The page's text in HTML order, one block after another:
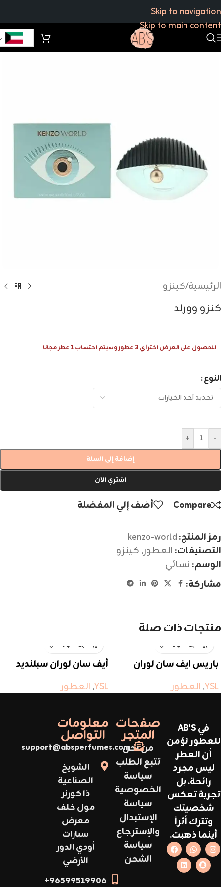
Skip to navigation
Skip to main content
الرئيسية/كينزو
كنزو وورلد
للحصول على العرض اختر أي 3 عطور وسيتم احتساب 1 عطر مجانا
النوع
-
+
إضافة إلى السلة
اشتري الآن
Compare أضف إلي المفضلة
رمز المنتج:kenzo-world
التصنيفات: العطور, كينزو
الوسم: نسائي
مشاركة:
منتجات ذات صلة
باريس ايف سان لوران
YSL
, العطور
أيف سان لوران سبلنديد
YSL
, العطور
في AB'S
للعطور نؤمن
أن العطر
ليس مجرد
رائحة، بل
تجربة تعكس
شخصيتك
وتترك أثراً
أينما ذهبت.
صفحات
المتجر
من نحن
تتبع الطلب
سياسة
الخصوصية
سياسة
الإستبدال
والإسترجاع
سياسة
الشحن
معلومات
التواصل
support@absperfumes.com
الشويخ
الصناعية
ذا كورنر
مول خلف
معرض
سيارات
أودي الدور
الأرضي
96599519906+